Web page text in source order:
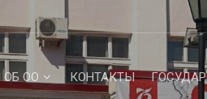
ОБ ОО КОНТАКТЫ